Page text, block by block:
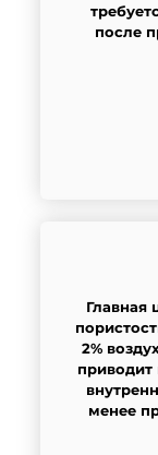
после
Главная
2%
приводит
менее